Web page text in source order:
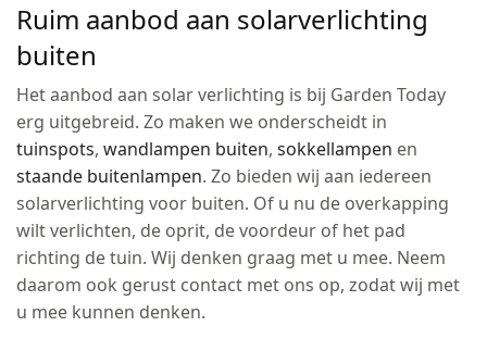
Ruim aanbod aan solarverlichting
buiten
Het aanbod aan solar verlichting is bij Garden Today
erg uitgebreid. Zo maken we onderscheidt in
tuinspots,wandlampen buiten,sokkellampen en
staande buitenlampen. Zo bieden wij aan iedereen
solarverlichting voor buiten. Of u nu de overkapping
wilt verlichten, de oprit, de voordeur of het pad
richting de tuin. Wij denken graag met u mee. Neem
daarom ook gerust contact met ons op, zodat wij met
u mee kunnen denken.